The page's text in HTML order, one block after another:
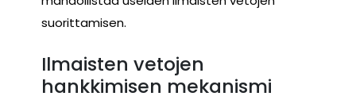
suorittamisen.
Ilmaisten vetojen
hankkimisen mekanismi